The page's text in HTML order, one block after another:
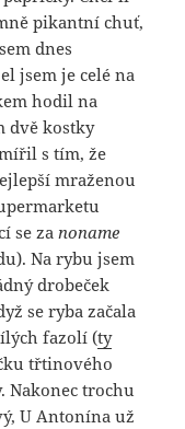
pikantní chuť,
dnes
jsem je celé na
hodil na
dvě kostky
s tím, že
mraženou
se za noname
Na rybu jsem
drobeček
se ryba začala
fazolí (ty
třtinového
Nakonec trochu
U Antonína už